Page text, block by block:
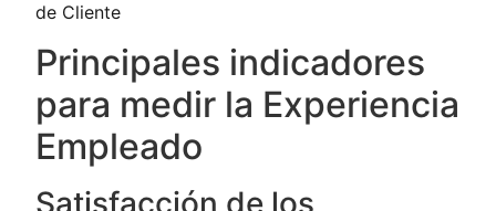
de Cliente
Principales indicadores
para medir la Experiencia
Empleado
Satisfacción de los